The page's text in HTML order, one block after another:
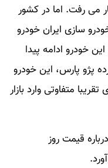
می رفت. اما در کشور
سازی ایران خودرو
این خودرو ادامه پیدا
پژو پارس، این خودرو
متفاوتی وارد بازار
قیمت روز